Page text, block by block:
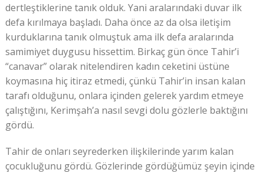
dertleştiklerine tanık olduk. Yani aralarındaki duvar ilk
defa kırılmaya başladı. Daha önce az da olsa iletişim
kurduklarına tanık olmuştuk ama ilk defa aralarında
samimiyet duygusu hissettim. Birkaç gün önce Tahir’i
“canavar” olarak nitelendiren kadın ceketini üstüne
koymasına hiç itiraz etmedi, çünkü Tahir’in insan kalan
tarafı olduğunu, onlara içinden gelerek yardım etmeye
çalıştığını, Kerimşah’a nasıl sevgi dolu gözlerle baktığını
gördü.
Tahir de onları seyrederken ilişkilerinde yarım kalan
çocukluğunu gördü. Gözlerinde gördüğümüz şeyin içinde